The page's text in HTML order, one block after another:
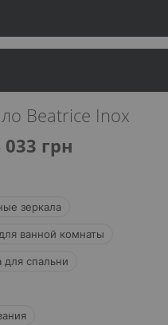
Beatrice Inox
033 грн
зеркала
ванной комнаты
для спальни